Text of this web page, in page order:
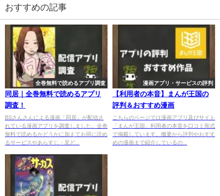
おすすめの記事
全巻無料で読めるアプリ調査
同居｜全巻無料で読めるアプリ
調査！
BSさんさんによる漫画「同居」が配信さ
れている漫画アプリを調査しました。全巻
無料で読めるかどうかに加えてお得に読め
るサービスやあらすじ・見ど...
漫画アプリ・サービスの評判
【利用者の本音】まんが王国の
評判＆おすすめ漫画
こちらのページでは漫画アプリ及びサイト
「まんが王国」利用者の本音を口コミ形式
で掲載しています。概要から評判やおすす
めの漫画まで紹介しているの...